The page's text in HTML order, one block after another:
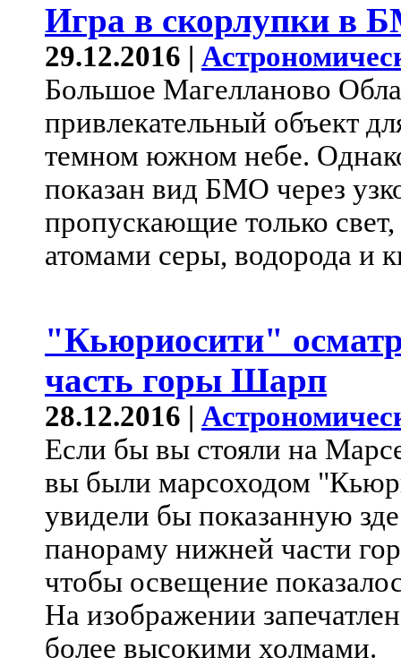
Игра в скорлупки в
29.12.2016 |
Большое Магелланово
привлекательный объект
темном южном небе.
показан вид БМО через
пропускающие только
атомами серы, водорода и
"Кьюриосити"
часть горы Шарп
28.12.2016 |
Если бы вы стояли на
вы были марсоходом
увидели бы показанную
панораму нижней части
чтобы освещение
На изображении
более высокими холмами.